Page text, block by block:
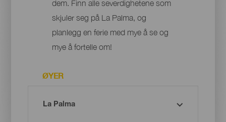
dem. Finn alle severdighetene som
skjuler seg på La Palma, og
planlegg en ferie med mye å se og
mye å fortelle om!
ØYER